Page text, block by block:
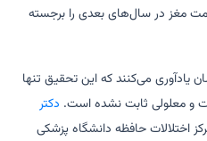
مغز در سال‌های بعدی را برجسته
یادآوری می‌کنند که این تحقیق تنها
و معلولی ثابت نشده است. دکتر
اختلالات حافظه دانشگاه پزشکی